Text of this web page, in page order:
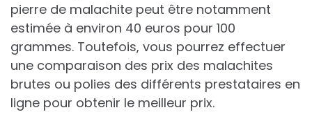
pierre de malachite peut être notamment
estimée à environ 40 euros pour 100
grammes. Toutefois, vous pourrez effectuer
une comparaison des prix des malachites
brutes ou polies des différents prestataires en
ligne pour obtenir le meilleur prix.